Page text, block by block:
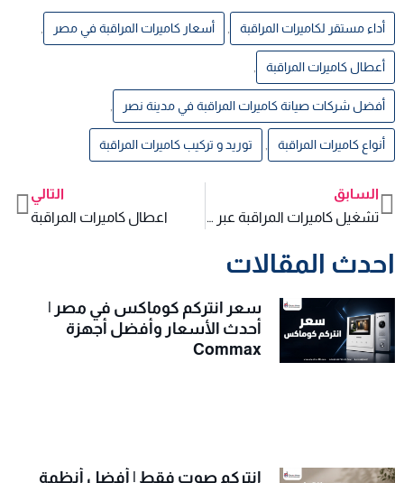
أداء مستقر لكاميرات المراقبة أسعار كاميرات المراقبة في مصر
أعطال كاميرات المراقبة
أفضل شركات صيانة كاميرات المراقبة في مدينة نصر
أنواع كاميرات المراقبة توريد و تركيب كاميرات المراقبة
Prev
السابق
تشغيل كاميرات المراقبة عبر الانترنت
التالي
اعطال كاميرات المراقبة
احدث المقالات
سعر انتركم كوماكس في مصر |
أحدث الأسعار وأفضل أجهزة
Commax
انتركم صوت فقط | أفضل أنظمة